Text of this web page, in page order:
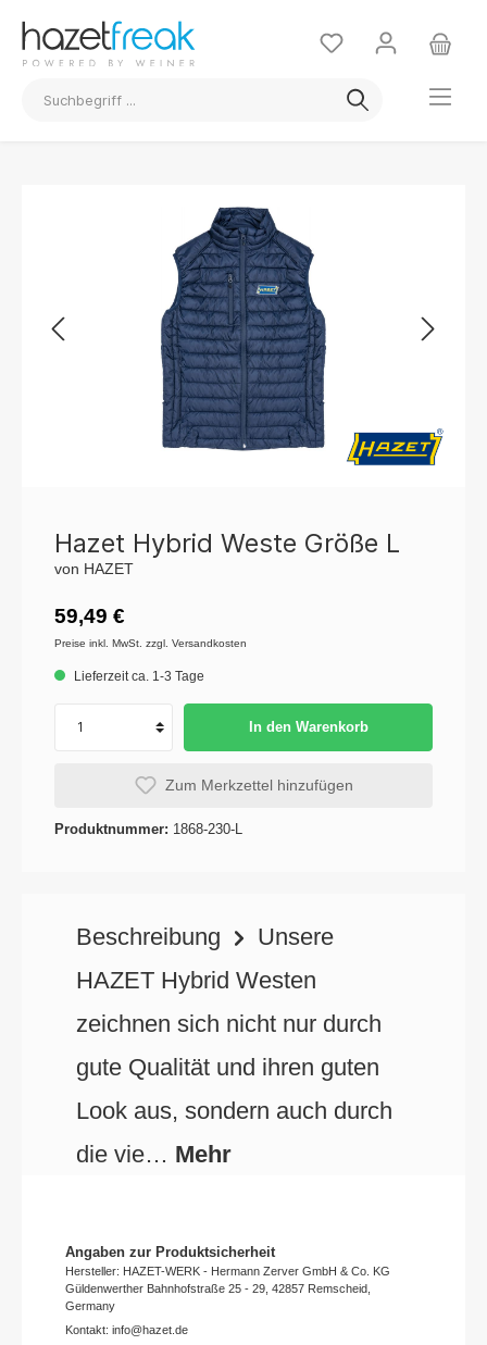
Hazet Hybrid Weste Größe L
von HAZET
59,49 €
Preise inkl. MwSt. zzgl. Versandkosten
Lieferzeit ca. 1-3 Tage
In den Warenkorb
Zum Merkzettel hinzufügen
Produktnummer: 1868-230-L
Beschreibung
Unsere
HAZET Hybrid Westen
zeichnen sich nicht nur durch
gute Qualität und ihren guten
Look aus, sondern auch durch
die vie… Mehr
Angaben zur Produktsicherheit
Hersteller: HAZET-WERK - Hermann Zerver GmbH & Co. KG
Güldenwerther Bahnhofstraße 25 - 29, 42857 Remscheid,
Germany
Kontakt: info@hazet.de